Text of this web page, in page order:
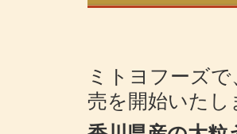
ミトヨフーズ
売を開始いたし